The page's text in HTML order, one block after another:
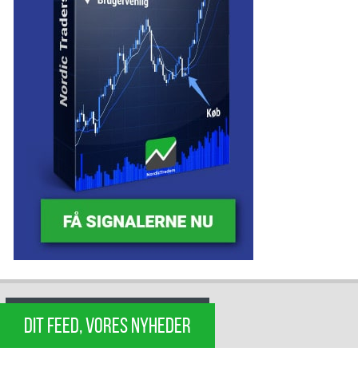
DIT FEED, VORES NYHEDER